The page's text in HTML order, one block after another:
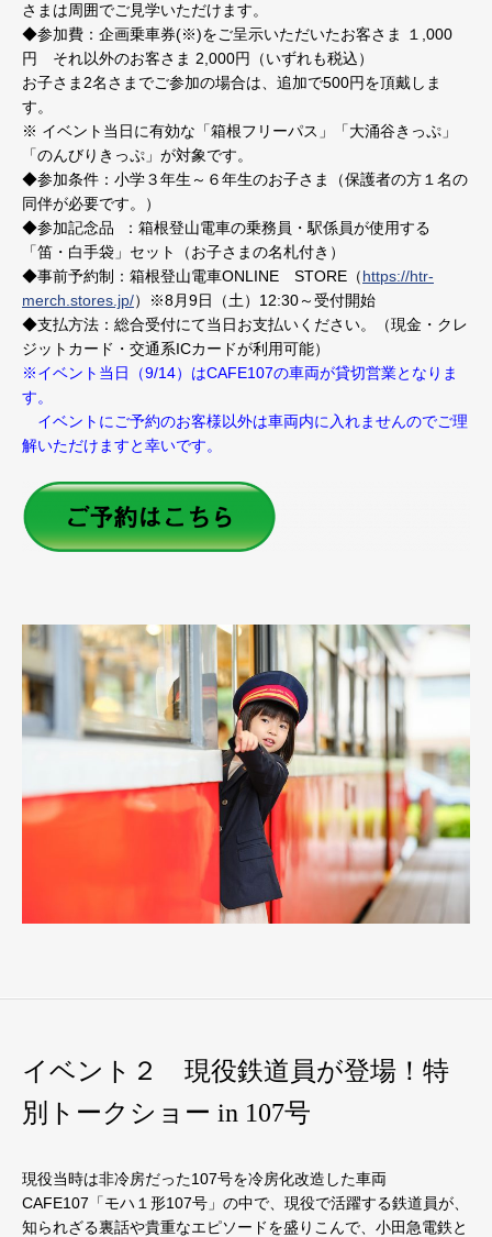
さまは周囲でご見学いただけます。
◆参加費：企画乗車券(※)をご呈示いただいたお客さま １,000
円 それ以外のお客さま 2,000円（いずれも税込）
お子さま2名さまでご参加の場合は、追加で500円を頂戴しま
す。
※ イベント当日に有効な「箱根フリーパス」「大涌谷きっぷ」
「のんびりきっぷ」が対象です。
◆参加条件：小学３年生～６年生のお子さま（保護者の方１名の
同伴が必要です。）
◆参加記念品 ：箱根登山電車の乗務員・駅係員が使用する
「笛・白手袋」セット（お子さまの名札付き）
◆事前予約制：箱根登山電車ONLINE STORE（https://htr-
merch.stores.jp/）※8月9日（土）12:30～受付開始
◆支払方法：総合受付にて当日お支払いください。（現金・クレ
ジットカード・交通系ICカードが利用可能）
※イベント当日（9/14）はCAFE107の車両が貸切営業となりま
す。
イベントにご予約のお客様以外は車両内に入れませんのでご理
解いただけますと幸いです。
イベント２ 現役鉄道員が登場！特
別トークショー in 107号
現役当時は非冷房だった107号を冷房化改造した車両
CAFE107「モハ１形107号」の中で、現役で活躍する鉄道員が、
知られざる裏話や貴重なエピソードを盛りこんで、小田急電鉄と